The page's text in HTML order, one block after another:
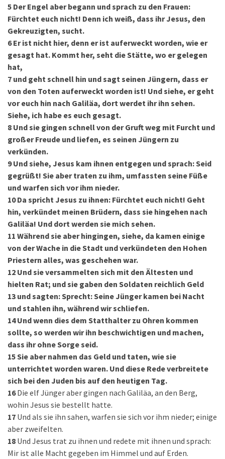
5 Der Engel aber begann und sprach zu den Frauen:
Fürchtet euch nicht! Denn ich weiß, dass ihr Jesus, den
Gekreuzigten, sucht.
6 Er ist nicht hier, denn er ist auferweckt worden, wie er
gesagt hat. Kommt her, seht die Stätte, wo er gelegen
hat,
7 und geht schnell hin und sagt seinen Jüngern, dass er
von den Toten auferweckt worden ist! Und siehe, er geht
vor euch hin nach Galiläa, dort werdet ihr ihn sehen.
Siehe, ich habe es euch gesagt.
8 Und sie gingen schnell von der Gruft weg mit Furcht und
großer Freude und liefen, es seinen Jüngern zu
verkünden.
9 Und siehe, Jesus kam ihnen entgegen und sprach: Seid
gegrüßt! Sie aber traten zu ihm, umfassten seine Füße
und warfen sich vor ihm nieder.
10 Da spricht Jesus zu ihnen: Fürchtet euch nicht! Geht
hin, verkündet meinen Brüdern, dass sie hingehen nach
Galiläa! Und dort werden sie mich sehen.
11 Während sie aber hingingen, siehe, da kamen einige
von der Wache in die Stadt und verkündeten den Hohen
Priestern alles, was geschehen war.
12 Und sie versammelten sich mit den Ältesten und
hielten Rat; und sie gaben den Soldaten reichlich Geld
13 und sagten: Sprecht: Seine Jünger kamen bei Nacht
und stahlen ihn, während wir schliefen.
14 Und wenn dies dem Statthalter zu Ohren kommen
sollte, so werden wir ihn beschwichtigen und machen,
dass ihr ohne Sorge seid.
15Sie aber nahmen das Geld und taten, wie sie
unterrichtet worden waren. Und diese Rede verbreitete
sich bei den Juden bis auf den heutigen Tag.
16 Die elf Jünger aber gingen nach Galiläa, an den Berg,
wohin Jesus sie bestellt hatte.
17 Und als sie ihn sahen, warfen sie sich vor ihm nieder; einige
aber zweifelten.
18 Und Jesus trat zu ihnen und redete mit ihnen und sprach:
Mir ist alle Macht gegeben im Himmel und auf Erden.